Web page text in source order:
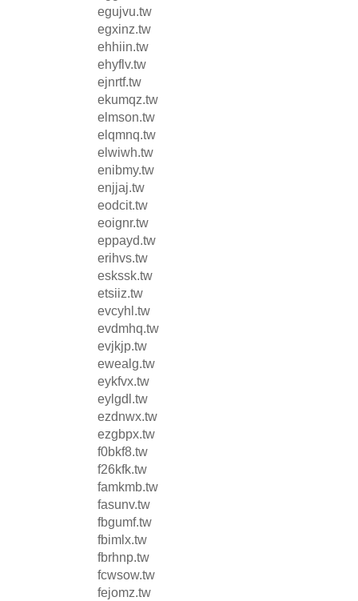
egujvu.tw
egxinz.tw
ehhiin.tw
ehyflv.tw
ejnrtf.tw
ekumqz.tw
elmson.tw
elqmnq.tw
elwiwh.tw
enibmy.tw
enjjaj.tw
eodcit.tw
eoignr.tw
eppayd.tw
erihvs.tw
eskssk.tw
etsiiz.tw
evcyhl.tw
evdmhq.tw
evjkjp.tw
ewealg.tw
eykfvx.tw
eylgdl.tw
ezdnwx.tw
ezgbpx.tw
f0bkf8.tw
f26kfk.tw
famkmb.tw
fasunv.tw
fbgumf.tw
fbimlx.tw
fbrhnp.tw
fcwsow.tw
fejomz.tw